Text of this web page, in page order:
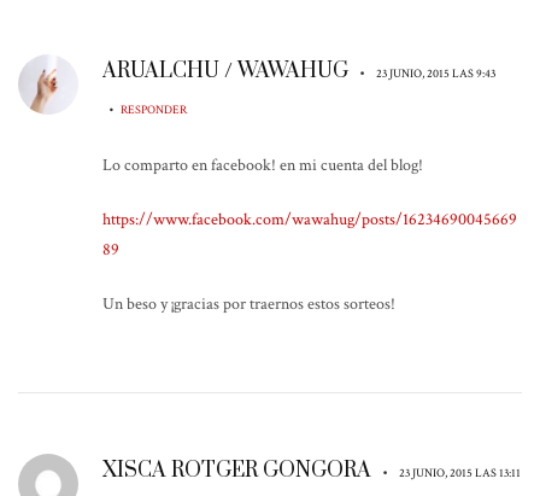
ARUALCHU / WAWAHUG • 23 JUNIO, 2015 LAS 9:43
• RESPONDER
Lo comparto en facebook! en mi cuenta del blog!
https://www.facebook.com/wawahug/posts/16234690045669
89
Un beso y ¡gracias por traernos estos sorteos!
XISCA ROTGER GONGORA • 23 JUNIO, 2015 LAS 13:11